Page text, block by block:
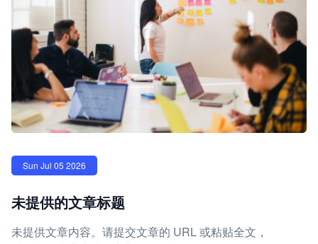
Sun Jul 05 2026
未提供的文章标题
未提供文章内容。请提交文章的 URL 或粘贴全文，